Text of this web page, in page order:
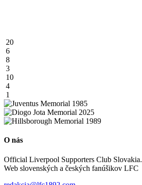
20
6
8
3
10
4
1
O nás
Official Liverpool Supporters Club Slovakia.
Web slovenských a českých fanúšikov LFC